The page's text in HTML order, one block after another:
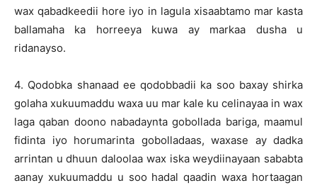
wax qabadkeedii hore iyo in lagula xisaabtamo mar kasta
ballamaha ka horreeya kuwa ay markaa dusha u
ridanayso.
4. Qodobka shanaad ee qodobbadii ka soo baxay shirka
golaha xukuumaddu waxa uu mar kale ku celinayaa in wax
laga qaban doono nabadaynta gobollada bariga, maamul
fidinta iyo horumarinta gobolladaas, waxase ay dadka
arrintan u dhuun daloolaa wax iska weydiinayaan sababta
aanay xukuumaddu u soo hadal qaadin waxa hortaagan